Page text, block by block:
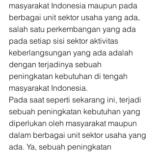
masyarakat Indonesia maupun pada
berbagai unit sektor usaha yang ada,
salah satu perkembangan yang ada
pada setiap sisi sektor aktivitas
keberlangsungan yang ada adalah
dengan terjadinya sebuah
peningkatan kebutuhan di tengah
masyarakat Indonesia.
Pada saat seperti sekarang ini, terjadi
sebuah peningkatan kebutuhan yang
diperlukan oleh masyarakat maupun
dalam berbagai unit sektor usaha yang
ada. Ya, sebuah peningkatan